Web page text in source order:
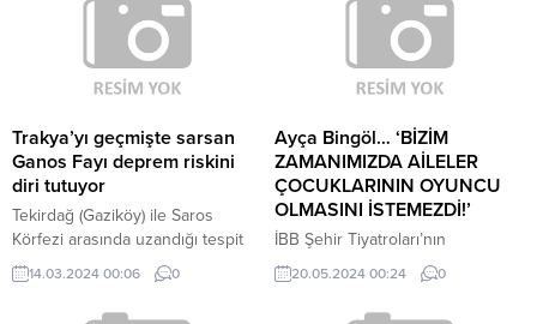
bu gruptan bir temsilcimiz o
kutlamada yer alacak. HAK-İŞ’in
yaptığı kutlamaya da gideceğiz,
TÜRK-İŞ'in yaptığı kutlamaya da
Bursa yerine o kutlamaların doğru
yerinin Taksim olduğunu
düşünsek...
Trakya’yı geçmişte sarsan
Ganos Fayı deprem riskini
diri tutuyor
Tekirdağ (Gaziköy) ile Saros
Körfezi arasında uzandığı tespit
edilen ve en son 1912 yılında
aktive olan Ganos Fayı, Trakya
için risk oluşturuyor.
14.03.2024 00:06 0
Ayça Bingöl… ‘BİZİM
ZAMANIMIZDA AİLELER
ÇOCUKLARININ OYUNCU
OLMASINI İSTEMEZDİ!’
İBB Şehir Tiyatroları’nın
düzenlediği, Türkiye’nin en uzun
soluklu gençlik festivali Genç
Günler’in 38.sinin söyleşi konuğu
20.05.2024 00:24 0